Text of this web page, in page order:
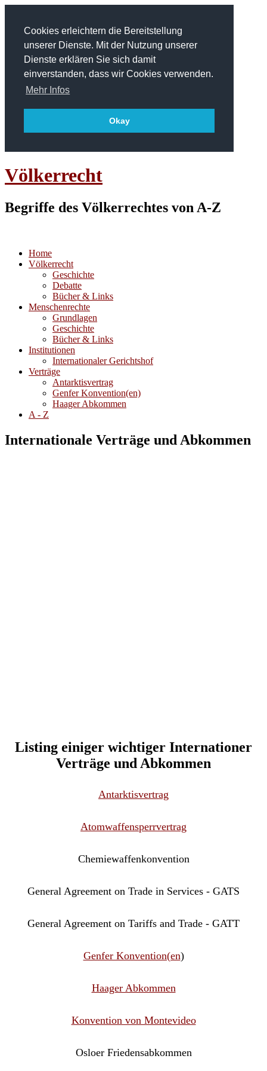
Cookies erleichtern die Bereitstellung
unserer Dienste. Mit der Nutzung unserer
Dienste erklären Sie sich damit
einverstanden, dass wir Cookies verwenden.
Mehr Infos
Okay
Völkerrecht
Begriffe des Völkerrechtes von A-Z
Home
Völkerrecht
Geschichte
Debatte
Bücher & Links
Menschenrechte
Grundlagen
Geschichte
Bücher & Links
Institutionen
Internationaler Gerichtshof
Verträge
Antarktisvertrag
Genfer Konvention(en)
Haager Abkommen
A - Z
Internationale Verträge und Abkommen
Listing einiger wichtiger Internationer
Verträge und Abkommen
Antarktisvertrag
Atomwaffensperrvertrag
Chemiewaffenkonvention
General Agreement on Trade in Services - GATS
General Agreement on Tariffs and Trade - GATT
Genfer Konvention(en)
Haager Abkommen
Konvention von Montevideo
Osloer Friedensabkommen